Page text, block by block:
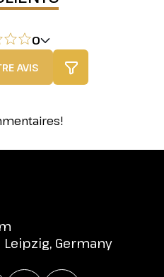
0
AVIS
Germany